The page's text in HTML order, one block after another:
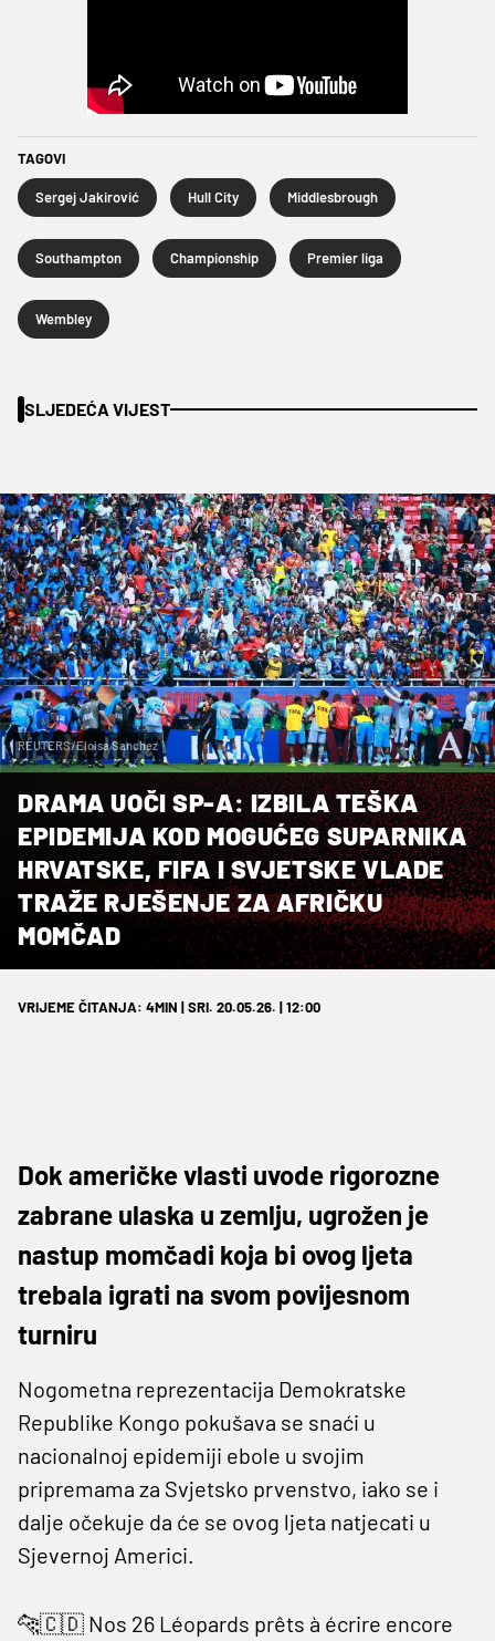
TAGOVI
Sergej Jakirović Hull City Middlesbrough
Southampton Championship Premier liga
Wembley
SLJEDEĆA VIJEST
REUTERS/Eloisa Sanchez
DRAMA UOČI SP-A: IZBILA TEŠKA
EPIDEMIJA KOD MOGUĆEG SUPARNIKA
HRVATSKE, FIFA I SVJETSKE VLADE
TRAŽE RJEŠENJE ZA AFRIČKU
MOMČAD
VRIJEME ČITANJA: 4MIN | SRI. 20.05.26. | 12:00
Dok američke vlasti uvode rigorozne
zabrane ulaska u zemlju, ugrožen je
nastup momčadi koja bi ovog ljeta
trebala igrati na svom povijesnom
turniru
Nogometna reprezentacija Demokratske
Republike Kongo pokušava se snaći u
nacionalnoj epidemiji ebole u svojim
pripremama za Svjetsko prvenstvo, iako se i
dalje očekuje da će se ovog ljeta natjecati u
Sjevernoj Americi.
🐆🇨🇩 Nos 26 Léopards prêts à écrire encore